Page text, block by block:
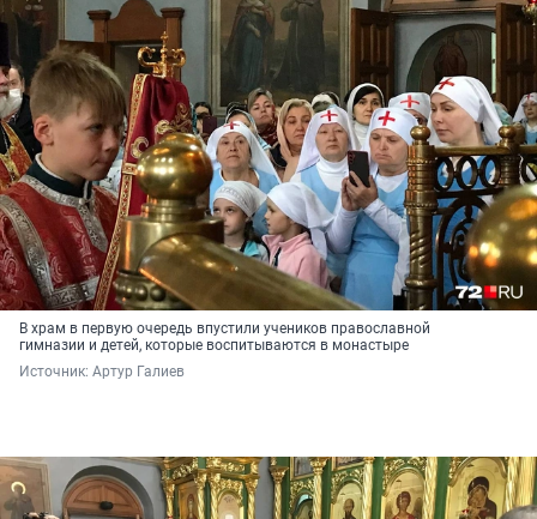
В храм в первую очередь впустили учеников православной
гимназии и детей, которые воспитываются в монастыре
Источник: Артур Галиев